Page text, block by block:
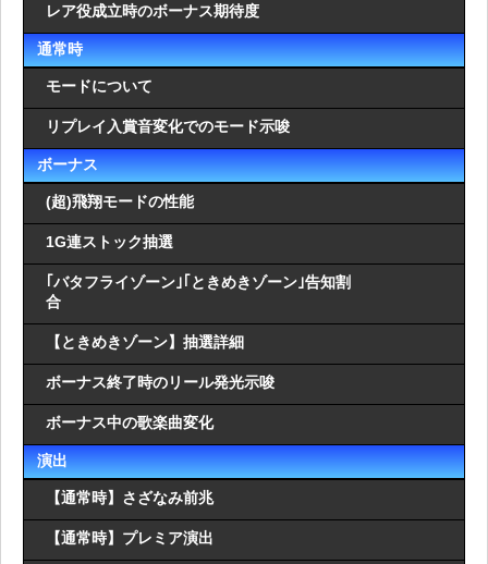
レア役成立時のボーナス期待度
通常時
モードについて
リプレイ入賞音変化でのモード示唆
ボーナス
(超)飛翔モードの性能
1G連ストック抽選
｢バタフライゾーン｣｢ときめきゾーン｣告知割
合
【ときめきゾーン】抽選詳細
ボーナス終了時のリール発光示唆
ボーナス中の歌楽曲変化
演出
【通常時】さざなみ前兆
【通常時】プレミア演出